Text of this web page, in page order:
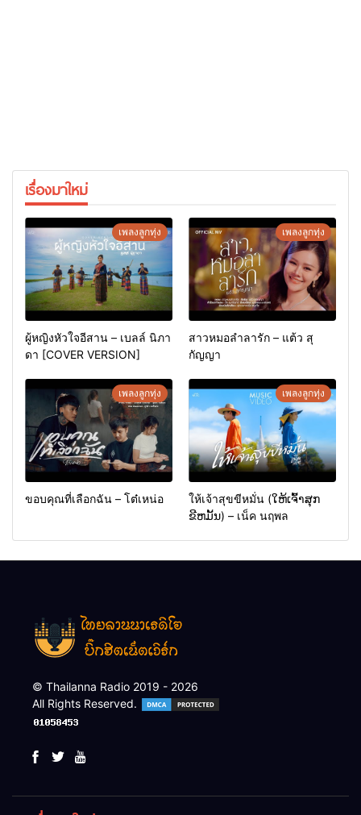
เรื่องมาใหม่
เพลงลูกทุ่ง
ผู้หญิงหัวใจอีสาน – เบลล์ นิภา
ดา [COVER VERSION]
เพลงลูกทุ่ง
สาวหมอลำลารัก – แต้ว สุ
กัญญา
เพลงลูกทุ่ง
ขอบคุณที่เลือกฉัน – โต๋เหน่อ
เพลงลูกทุ่ง
ให้เจ้าสุขขีหมั่น (ໃຫ້ເຈົ້າສຸກ
ຂີຫມັ້ນ) – เน็ค นฤพล
© Thailanna Radio 2019 - 2026
All Rights Reserved.